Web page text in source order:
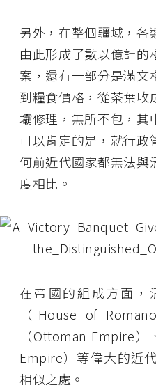
另外，在整個疆域，各
由此形成了數以億計的
案，還有一部分是滿文
到糧食價格，從茶葉收
壩修理，無所不包，其
可以肯定的是，就行政
何前近代國家都無法與
度相比。
在帝國的組成方面，
（House of
（Ottoman Empire
Empire）等偉大的近
相似之處。